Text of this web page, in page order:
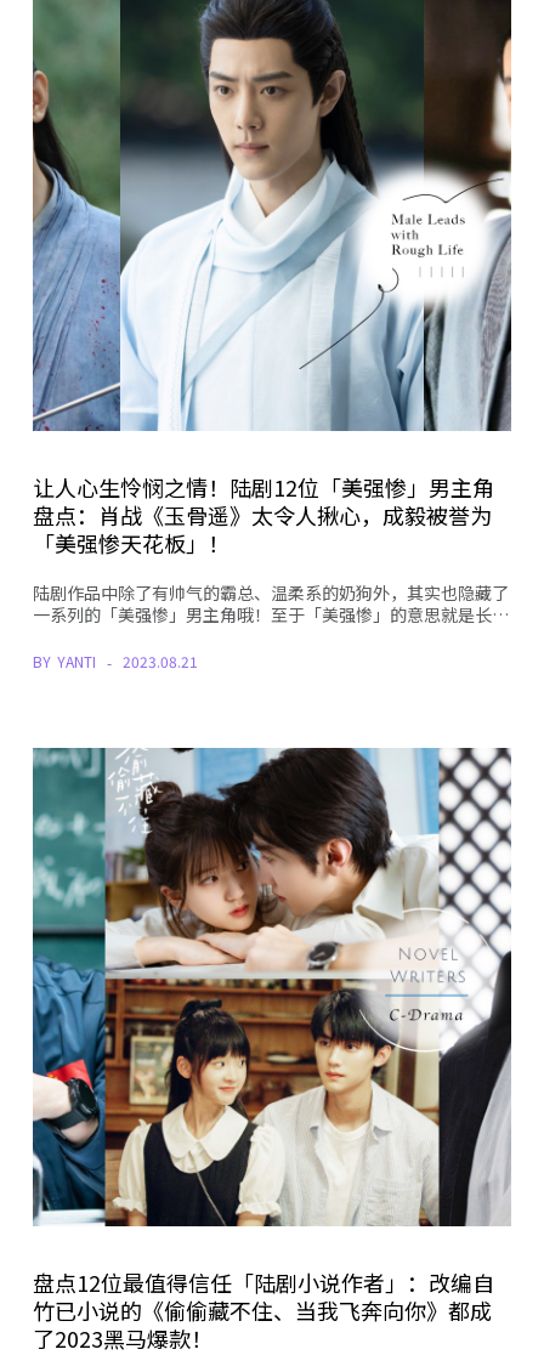
让人心生怜悯之情！陆剧12位「美强惨」男主角
盘点：肖战《玉骨遥》太令人揪心，成毅被誉为
「美强惨天花板」！
陆剧作品中除了有帅气的霸总、温柔系的奶狗外，其实也隐藏了
一系列的「美强惨」男主角哦！至于「美强惨」的意思就是长…
BY YANTI 2023.08.21
盘点12位最值得信任「陆剧小说作者」：改编自
竹已小说的《偷偷藏不住、当我飞奔向你》都成
了2023黑马爆款！